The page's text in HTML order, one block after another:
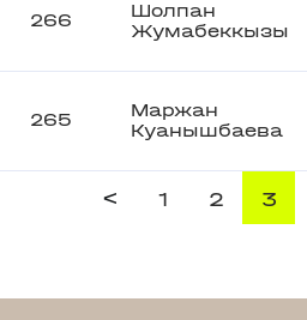
266
Шолпан
Жумабеккызы
265
Маржан
Куанышбаева
< 1 2 3